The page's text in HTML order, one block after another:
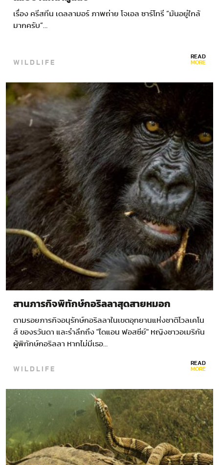
เรื่อง ครีสทีน เดลลามอร์ ภาพถ่าย โจเอล ซาร์โทรี “มันอยู่ใกล้
มากครับ”…
WILDLIFE READ
MORE
สานภารกิจพิทักษ์กอริลลาสุดสายหมอก
ตามรอยภารกิจอนุรักษ์กอริลลาในเขตอุทยานแห่งชาติโวลเคโน
ส์ ของรวันดา และรำลึกถึง "ไดแอน ฟอสซีย์" หญิงชาวอเมริกัน
ผู้พิทักษ์กอริลลา หากไม่มีเธอ…
WILDLIFE READ
MORE